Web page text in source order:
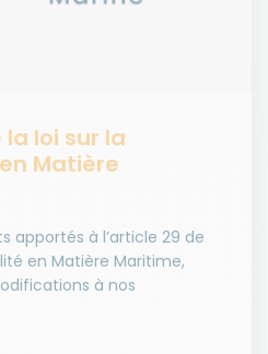
loi sur la
Matière
apportés à l’article 29 de
en Matière Maritime,
à nos